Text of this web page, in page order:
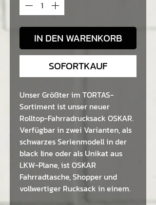
IN DEN WARENKORB
SOFORTKAUF
Unser Größter im TORTAS-
Sortiment ist unser neuer
Rolltop-Fahrradrucksack OSKAR.
Verfügbar in zwei Varianten, als
schwarzes Serienmodell in der
black line oder als Unikat aus
LKW-Plane, ist OSKAR
Fahrradtasche, Shopper und
vollwertiger Rucksack in einem.